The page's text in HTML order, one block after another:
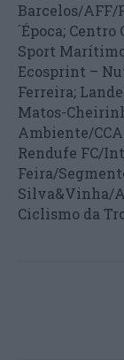
Barcelos/
´Época;
Sport
Ecosprint –
Ferreira;
Matos-
Ambiente/
Rendufe FC/
Feira/
Silva&Vinha/
Ciclismo da